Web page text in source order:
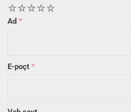
5
4
3
2
Ad *
E-poçt *